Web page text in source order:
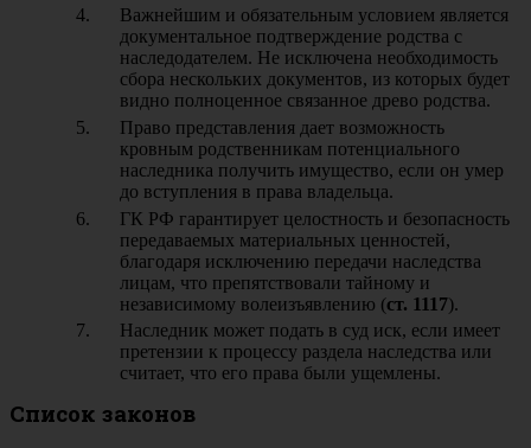
Важнейшим и обязательным условием является
документальное подтверждение родства с
наследодателем. Не исключена необходимость
сбора нескольких документов, из которых будет
видно полноценное связанное древо родства.
Право представления дает возможность
кровным родственникам потенциального
наследника получить имущество, если он умер
до вступления в права владельца.
ГК РФ гарантирует целостность и безопасность
передаваемых материальных ценностей,
благодаря исключению передачи наследства
лицам, что препятствовали тайному и
независимому волеизъявлению (ст. 1117).
Наследник может подать в суд иск, если имеет
претензии к процессу раздела наследства или
считает, что его права были ущемлены.
Список законов